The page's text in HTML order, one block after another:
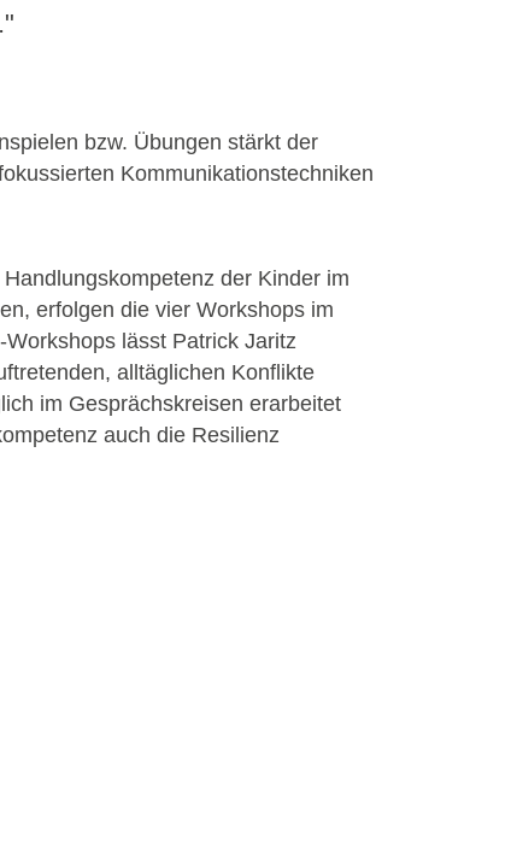
bzw. Übungen stärkt der
Kommunikationstechniken
der Kinder im
erfolgen die vier Workshops im
lässt Patrick Jaritz
alltäglichen Konflikte
im Gesprächskreisen erarbeitet
auch die Resilienz